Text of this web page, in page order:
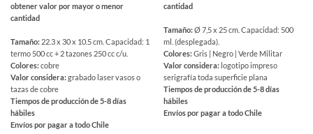
obtener valor por mayor o menor
cantidad
Tamaño: 22.3 x 30 x 10.5 cm. Capacidad: 1
termo 500 cc + 2 tazones 250 cc c/u.
Colores:cobre
Valor considera:grabado laser vasos o
tazas de cobre
Tiempos de producción de 5-8 días
hábiles
Envíos por pagar a todo Chile
cantidad
Tamaño:Ø 7,5 x 25 cm. Capacidad: 500
ml. (desplegada).
Colores:Gris | Negro | Verde Militar
Valor considera: logotipo impreso
serigrafía toda superficie plana
Tiempos de producción de 5-8 días
hábiles
Envíos por pagar a todo Chile